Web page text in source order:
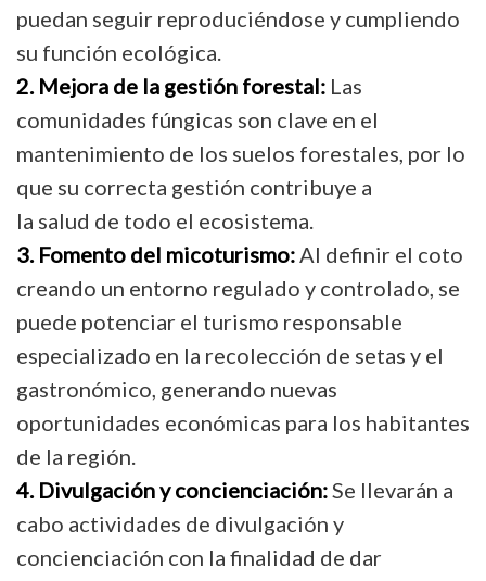
puedan seguir reproduciéndose y cumpliendo
su función ecológica.
2. Mejora de la gestión forestal: Las
comunidades fúngicas son clave en el
mantenimiento de los suelos forestales, por lo
que su correcta gestión contribuye a
la salud de todo el ecosistema.
3. Fomento del micoturismo:Al definir el coto
creando un entorno regulado y controlado, se
puede potenciar el turismo responsable
especializado en la recolección de setas y el
gastronómico, generando nuevas
oportunidades económicas para los habitantes
de la región.
4. Divulgación y concienciación:Se llevarán a
cabo actividades de divulgación y
concienciación con la finalidad de dar